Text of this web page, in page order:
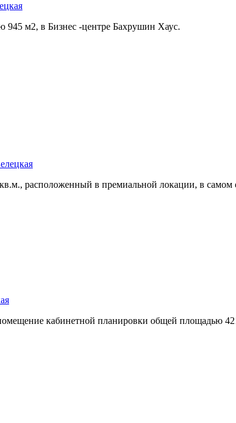
м2,­ в Бизнес -центре Бахрушин Хаус.
расположенный в премиальной локации,­ в самом
кабинетной планировки общей площадью